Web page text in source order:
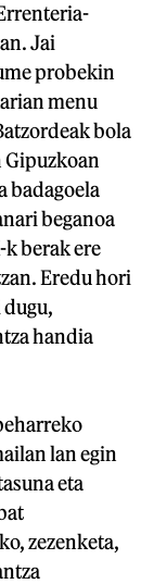
Jai
probekin
menu
bola
Gipuzkoan
badagoela
beganoa
k berak ere
Eredu hori
dugu,
handia
lan egin
eta
zezenketa,